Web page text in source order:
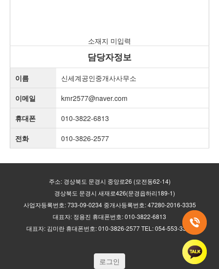
소재지 미입력
담당자정보
이름 신세계공인중개사사무소
이메일 kmr2577@naver.com
휴대폰 010-3822-6813
전화 010-3826-2577
주소: 경상북도 문경시 중앙로26 (모전동62-14)
경상북도 문경시 새재로426(문경읍하리189-1)
사업자등록번호: 733-09-0234 중개사등록번호: 47280-2016-3335
대표자: 정용진 휴대폰번호: 010-3822-6813
대표자: 김미란 휴대폰번호: 010-3826-2577 TEL: 054-553-3335
로그인